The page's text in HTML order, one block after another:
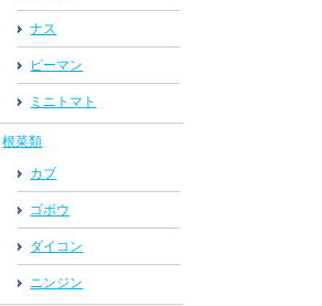
ナス
ピーマン
ミニトマト
根菜類
カブ
ゴボウ
ダイコン
ニンジン